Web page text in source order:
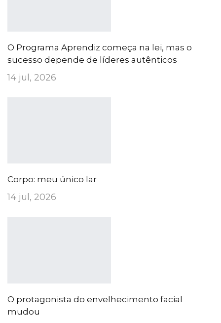
O Programa Aprendiz começa na lei, mas o
sucesso depende de líderes autênticos
14 jul, 2026
Corpo: meu único lar
14 jul, 2026
O protagonista do envelhecimento facial
mudou